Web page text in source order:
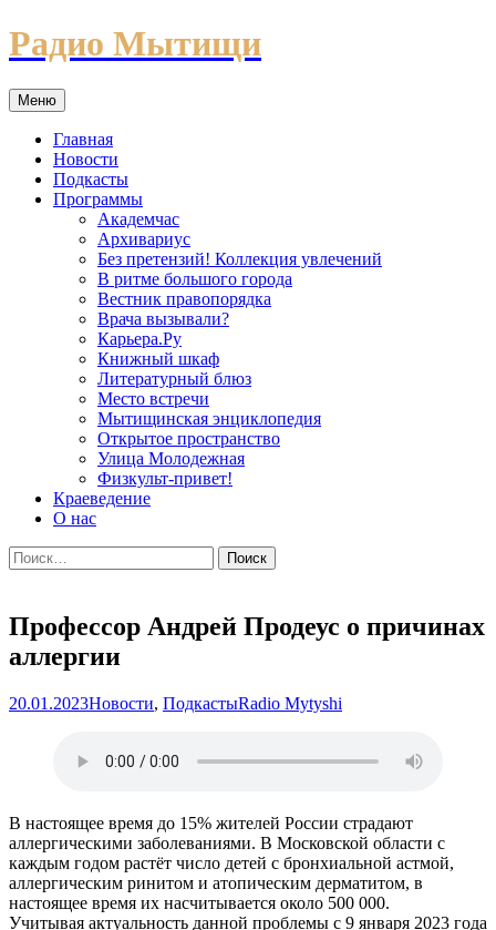
Перейти
к
Радио Мытищи
Меню
Главная
Новости
Подкасты
Программы
Академчас
Архивариус
Без претензий! Коллекция увлечений
В ритме большого города
Вестник правопорядка
Врача вызывали?
Карьера.Ру
Книжный шкаф
Литературный блюз
Место встречи
Мытищинская энциклопедия
Открытое пространство
Улица Молодежная
Физкульт-привет!
Краеведение
О нас
Найти:
Профессор Андрей Продеус о причинах
аллергии
20.01.2023Новости, ПодкастыRadio Mytyshi
В настоящее время до 15% жителей России страдают
аллергическими заболеваниями. В Московской области с
каждым годом растёт число детей с бронхиальной астмой,
аллергическим ринитом и атопическим дерматитом, в
настоящее время их насчитывается около 500 000.
Учитывая актуальность данной проблемы с 9 января 2023 года